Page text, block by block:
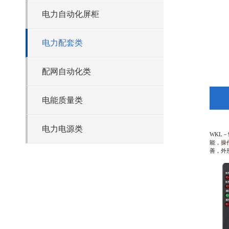
电力自动化屏柜
电力配套类
配网自动化类
电能质量类
电力电源类
WKL－
能，操
善，外